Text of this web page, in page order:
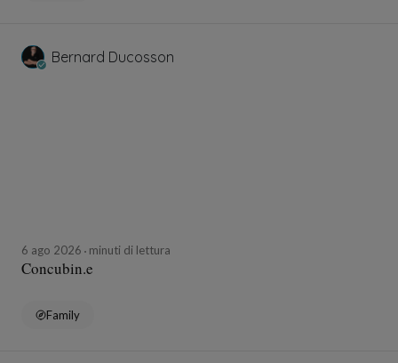
Bernard Ducosson
6 ago 2026 minuti di lettura
Concubin.e
Family